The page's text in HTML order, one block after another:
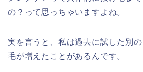
の？って思っちゃいますよね。
実を言うと、私は過去に試した別
毛が増えたことがあるんです。